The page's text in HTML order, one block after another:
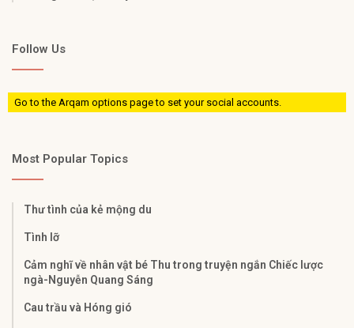
Follow Us
Go to the Arqam options page to set your social accounts.
Most Popular Topics
Thư tình của kẻ mộng du
Tình lỡ
Cảm nghĩ về nhân vật bé Thu trong truyện ngắn Chiếc lược
ngà-Nguyễn Quang Sáng
Cau trầu và Hóng gió